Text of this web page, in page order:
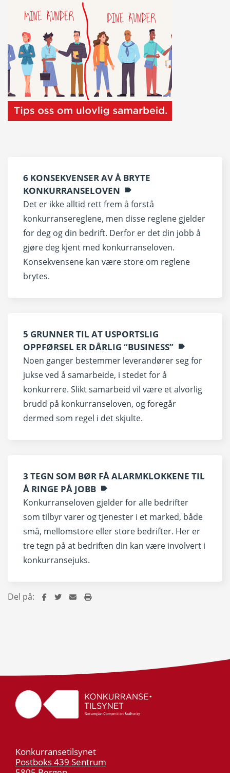
6 KONSEKVENSER AV Å BRYTE
KONKURRANSELOVEN
Det er ikke alltid rett frem å forstå
konkurransereglene, men disse reglene gjelder
for deg og din bedrift. Derfor er det din jobb å
gjøre deg kjent med konkurranseloven.
Konsekvensene kan være store om reglene
brytes.
5 GRUNNER TIL AT USPORTSLIG
OPPFØRSEL ER DÅRLIG “BUSINESS”
Noen ganger bestemmer leverandører seg for
jukse ved å samarbeide, i stedet for å
konkurrere. Slikt samarbeid vil være et alvorlig
brudd på konkurranseloven, og foregår
dermed som regel i det skjulte.
3 TEGN SOM BØR FÅ ALARMKLOKKENE TIL
Å RINGE PÅ JOBB
Konkurranseloven gjelder for alle bedrifter
som tilbyr varer og tjenester i et marked, både
små, mellomstore eller store bedrifter. Her er
tre tegn på at bedriften din kan være involvert i
konkurransejuks.
Del på:
Konkurransetilsynet
Postboks 439 Sentrum